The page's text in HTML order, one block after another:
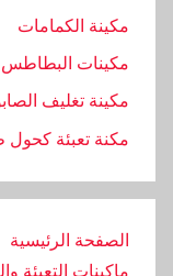
مكينة الكمامات
مكينات البطاطس
مكينة تغليف
مكنة تعبئة
الصفحة الرئيسية
ماكينات التعبئة